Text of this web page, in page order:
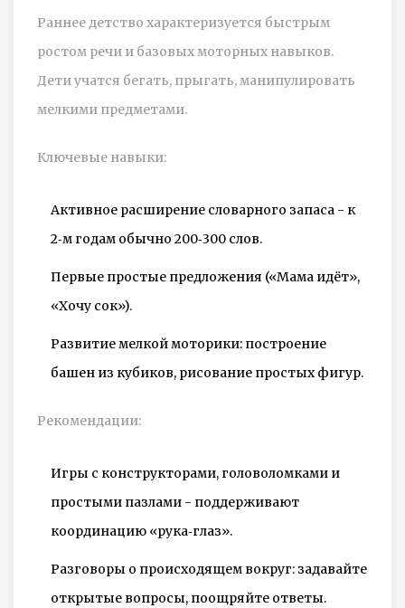
Раннее детство характеризуется быстрым
ростом речи и базовых моторных навыков.
Дети учатся бегать, прыгать, манипулировать
мелкими предметами.
Ключевые навыки:
Активное расширение словарного запаса - к
2‑м годам обычно 200‑300 слов.
Первые простые предложения («Мама идёт»,
«Хочу сок»).
Развитие мелкой моторики: построение
башен из кубиков, рисование простых фигур.
Рекомендации:
Игры с конструкторами, головоломками и
простыми пазлами - поддерживают
координацию «рука‑глаз».
Разговоры о происходящем вокруг: задавайте
открытые вопросы, поощряйте ответы.